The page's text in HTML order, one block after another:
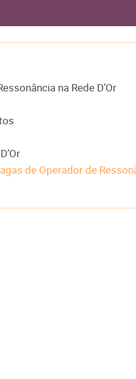
na Rede D’Or
de Operador de